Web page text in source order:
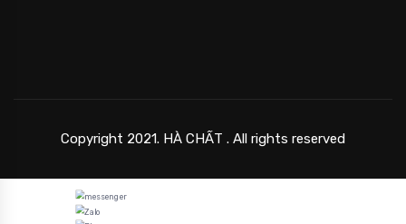
Copyright 2021. HÀ CHẤT . All rights reserved